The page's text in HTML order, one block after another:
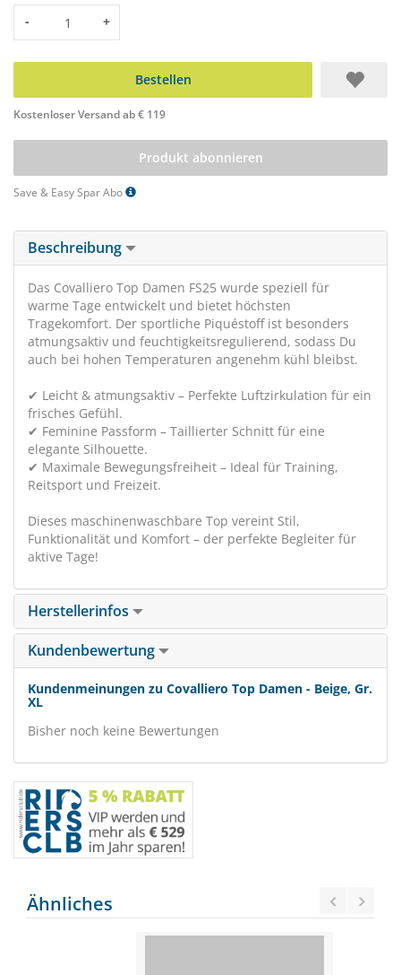
Menge
- +
Bestellen
Kostenloser Versand ab € 119
Produkt abonnieren
Save & Easy Spar Abo
Beschreibung
Das Covalliero Top Damen FS25 wurde speziell für
warme Tage entwickelt und bietet höchsten
Tragekomfort. Der sportliche Piquéstoff ist besonders
atmungsaktiv und feuchtigkeitsregulierend, sodass Du
auch bei hohen Temperaturen angenehm kühl bleibst.
✔ Leicht & atmungsaktiv – Perfekte Luftzirkulation für ein
frisches Gefühl.
✔ Feminine Passform – Taillierter Schnitt für eine
elegante Silhouette.
✔ Maximale Bewegungsfreiheit – Ideal für Training,
Reitsport und Freizeit.
Dieses maschinenwaschbare Top vereint Stil,
Funktionalität und Komfort – der perfekte Begleiter für
aktive Tage!
Herstellerinfos
Kundenbewertung
Kundenmeinungen zu Covalliero Top Damen - Beige, Gr.
XL
Bisher noch keine Bewertungen
Ähnliches